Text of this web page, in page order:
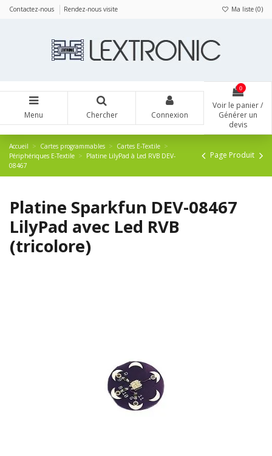
Contactez-nous Rendez-nous visite Ma liste (0)
Menu Chercher Connexion
0
Voir le panier /
Générer un
devis
Accueil Cartes programmables
Cartes E-Textile
Périphériques E-Textile
Platine LilyPad à Led RVB DEV-
08467
Page Produit
Platine Sparkfun DEV-08467
LilyPad avec Led RVB
(tricolore)
Panneau de gestion des cookies